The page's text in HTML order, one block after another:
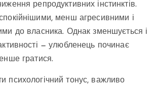
репродуктивних інстинктів.
менш агресивними і
до власника. Однак зменшується і
— улюбленець починає
гратися.
психологічний тонус, важливо